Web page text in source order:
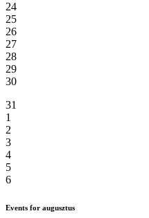
24
25
26
27
28
29
30
31
1
2
3
4
5
6
Events for augusztus